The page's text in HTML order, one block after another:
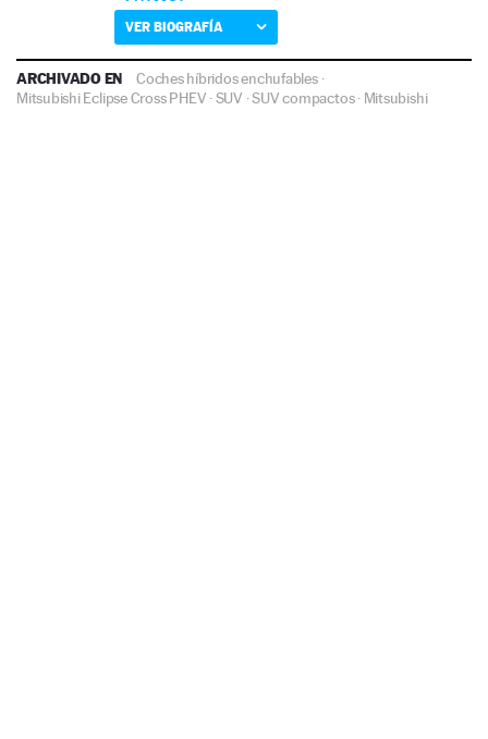
VER BIOGRAFÍA
ARCHIVADO EN Coches híbridos enchufables·
Mitsubishi Eclipse Cross PHEV ·SUV ·SUV compactos· Mitsubishi